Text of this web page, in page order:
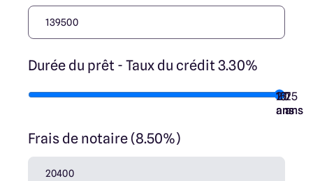
Durée du prêt - Taux du crédit 3.30%
7
ans
10
ans
15
ans
20
ans
25
ans
Frais de notaire (8.50%)